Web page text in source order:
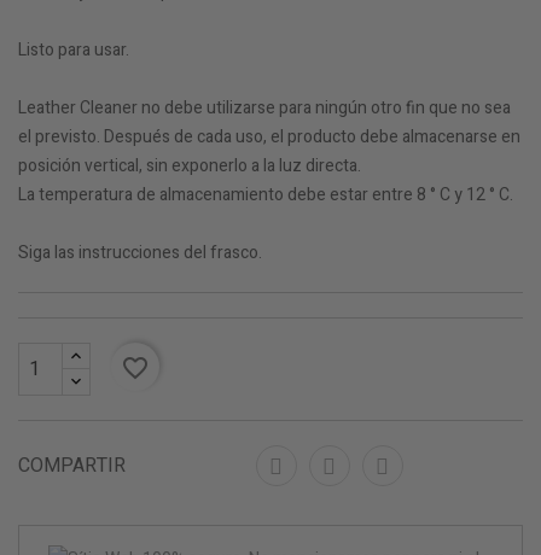
Listo para usar.
Leather Cleaner no debe utilizarse para ningún otro fin que no sea
el previsto. Después de cada uso, el producto debe almacenarse en
posición vertical, sin exponerlo a la luz directa.
La temperatura de almacenamiento debe estar entre 8 ° C y 12 ° C.
Siga las instrucciones del frasco.
favorite_border
COMPARTIR